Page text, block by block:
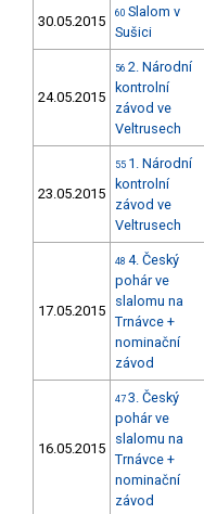
30.05.2015 60 Slalom v
Sušici
24.05.2015
56 2. Národní
kontrolní
závod ve
Veltrusech
23.05.2015
55 1. Národní
kontrolní
závod ve
Veltrusech
17.05.2015
48 4. Český
pohár ve
slalomu na
Trnávce +
nominační
závod
16.05.2015
47 3. Český
pohár ve
slalomu na
Trnávce +
nominační
závod